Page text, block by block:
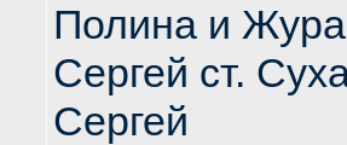
Полина и
Сергей ст.
Сергей